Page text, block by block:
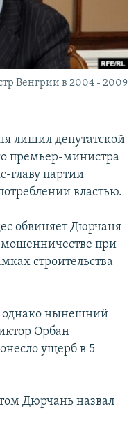
Венгрии в 2004 - 2009
лишил депутатской
премьер-министра
главу партии
властью.
обвиняет Дюрчаня
мошенничестве при
строительства
однако нынешний
Орбан
ущерб в 5
Дюрчань назвал